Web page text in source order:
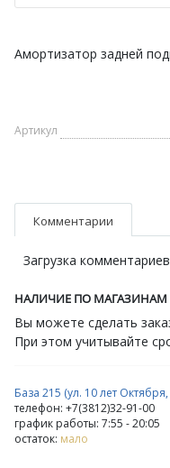
Амортизатор задней
Артикул
Комментарии
Загрузка
НАЛИЧИЕ ПО МАГАЗИНАМ
Вы можете сделать
При этом учитывайте
База 215 (ул. 10 лет
телефон: +7(3812)32-91-00
график работы: 7:55 - 20:05
остаток: мало